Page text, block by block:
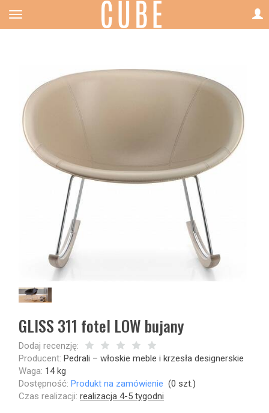
GLISS 311 fotel LOW bujany
Dodaj recenzję:
Producent: Pedrali – włoskie meble i krzesła designerskie
Waga: 14kg
Dostępność: Produkt na zamówienie (0 szt.)
Czas realizacji: realizacja 4-5 tygodni